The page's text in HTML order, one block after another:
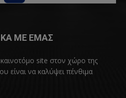
ΜΕ ΕΜΑΣ
site στον χώρο της
είναι να καλύψει πένθιμα